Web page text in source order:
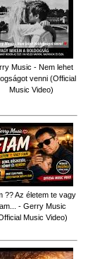
Music - Nem lehet
venni (Official
Music Video)
?‍? Az életem te vagy
- Gerry Music
Music Video)